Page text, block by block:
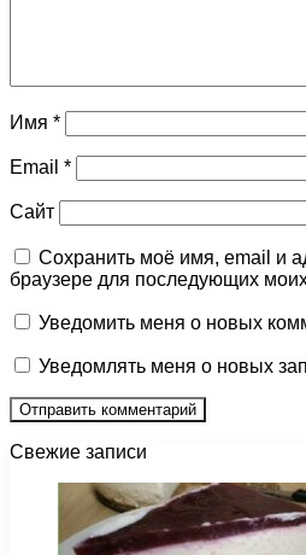
Имя *
Email *
Сайт
Сохранить моё имя, email и
браузере для последующих
Уведомить меня о новых
Уведомлять меня о новых
Свежие записи